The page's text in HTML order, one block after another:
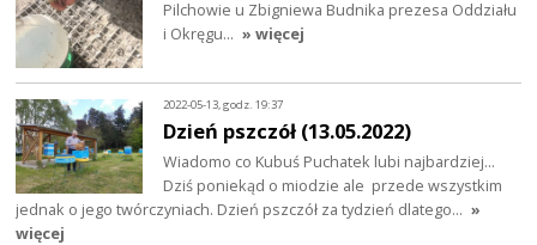
Pilchowie u Zbigniewa Budnika prezesa Oddziału
i Okręgu… » więcej
2022-05-13, godz. 19:37
Dzień pszczół (13.05.2022)
Wiadomo co Kubuś Puchatek lubi najbardziej...
Dziś poniekąd o miodzie ale przede wszystkim
jednak o jego twórczyniach. Dzień pszczół za tydzień dlatego… »
więcej